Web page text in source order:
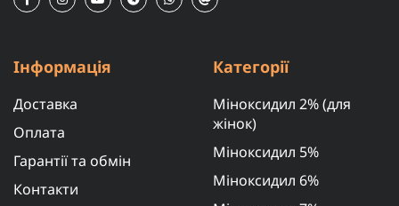
Інформація
Доставка
Оплата
Гарантії та обмін
Контакти
Категорії
Міноксидил 2% (для
жінок)
Міноксидил 5%
Міноксидил 6%